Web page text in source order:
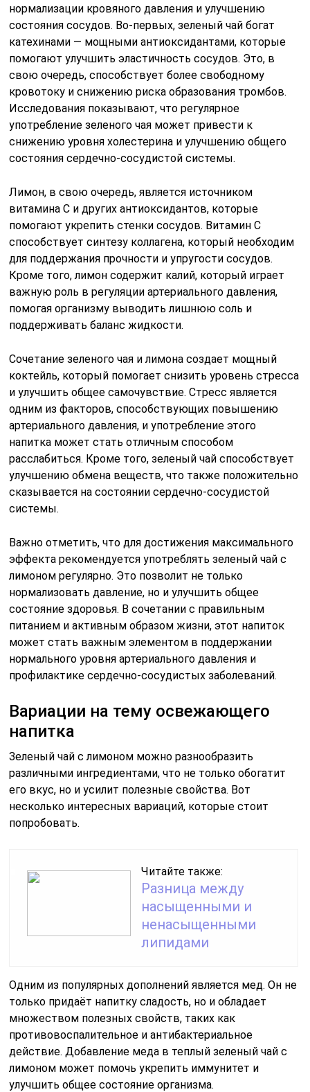
нормализации кровяного давления и улучшению
состояния сосудов. Во-первых, зеленый чай богат
катехинами — мощными антиоксидантами, которые
помогают улучшить эластичность сосудов. Это, в
свою очередь, способствует более свободному
кровотоку и снижению риска образования тромбов.
Исследования показывают, что регулярное
употребление зеленого чая может привести к
снижению уровня холестерина и улучшению общего
состояния сердечно-сосудистой системы.
Лимон, в свою очередь, является источником
витамина C и других антиоксидантов, которые
помогают укрепить стенки сосудов. Витамин C
способствует синтезу коллагена, который необходим
для поддержания прочности и упругости сосудов.
Кроме того, лимон содержит калий, который играет
важную роль в регуляции артериального давления,
помогая организму выводить лишнюю соль и
поддерживать баланс жидкости.
Сочетание зеленого чая и лимона создает мощный
коктейль, который помогает снизить уровень стресса
и улучшить общее самочувствие. Стресс является
одним из факторов, способствующих повышению
артериального давления, и употребление этого
напитка может стать отличным способом
расслабиться. Кроме того, зеленый чай способствует
улучшению обмена веществ, что также положительно
сказывается на состоянии сердечно-сосудистой
системы.
Важно отметить, что для достижения максимального
эффекта рекомендуется употреблять зеленый чай с
лимоном регулярно. Это позволит не только
нормализовать давление, но и улучшить общее
состояние здоровья. В сочетании с правильным
питанием и активным образом жизни, этот напиток
может стать важным элементом в поддержании
нормального уровня артериального давления и
профилактике сердечно-сосудистых заболеваний.
Вариации на тему освежающего
напитка
Зеленый чай с лимоном можно разнообразить
различными ингредиентами, что не только обогатит
его вкус, но и усилит полезные свойства. Вот
несколько интересных вариаций, которые стоит
попробовать.
Читайте также:
Разница между
насыщенными и
ненасыщенными
липидами
Одним из популярных дополнений является мед. Он не
только придаёт напитку сладость, но и обладает
множеством полезных свойств, таких как
противовоспалительное и антибактериальное
действие. Добавление меда в теплый зеленый чай с
лимоном может помочь укрепить иммунитет и
улучшить общее состояние организма.